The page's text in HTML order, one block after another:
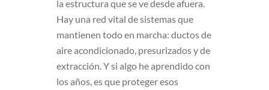
la estructura que se ve desde afuera.
Hay una red vital de sistemas que
mantienen todo en marcha: ductos de
aire acondicionado, presurizados y de
extracción. Y si algo he aprendido con
los años, es que proteger esos